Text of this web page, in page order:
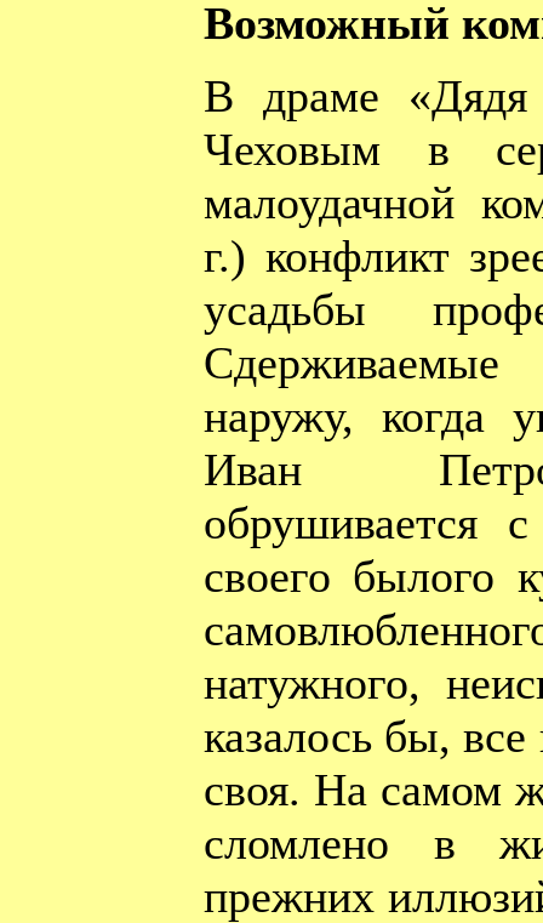
Возможный
В драме «Дядя
Чеховым в
малоудачной
г.) конфликт
усадьбы
Сдерживаемые
наружу, когда
Иван
обрушивается
своего былого
натужного,
казалось бы,
своя. На самом
сломлено в
прежних